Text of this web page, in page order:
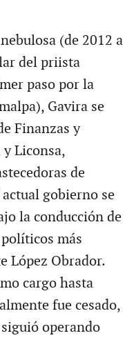
(de 2012 a
del priista
paso por la
Gavira se
Finanzas y
Liconsa,
de
gobierno se
la conducción de
más
López Obrador.
cargo hasta
fue cesado,
operando